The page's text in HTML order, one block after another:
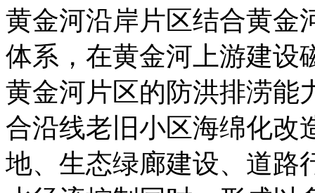
黄金河沿岸片区结合黄金
体系，在黄金河上游建设
黄金河片区的防洪排涝能
合沿线老旧小区海绵化改
地、生态绿廊建设、道路